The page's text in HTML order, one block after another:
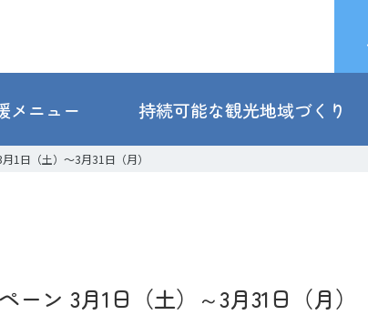
メニュー 持続可能な観光地域づくり
日（土）～3月31日（月）
ン 3月1日（土）～3月31日（月）